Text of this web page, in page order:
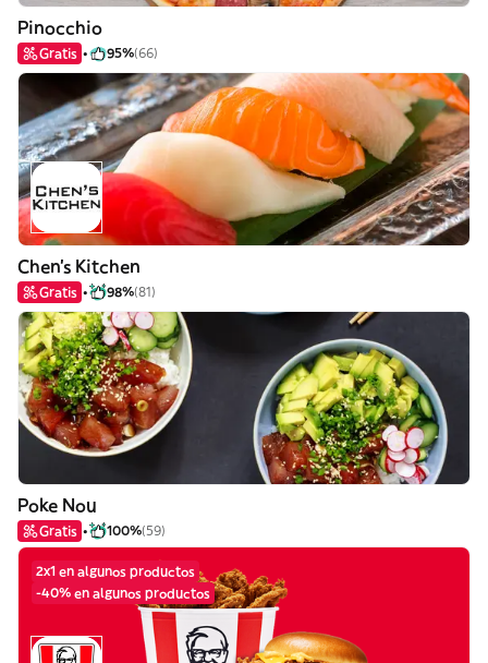
Pinocchio
Gratis 95%(66)
Chen's Kitchen
Gratis 98%(81)
Poke Nou
Gratis 100%(59)
2x1 en algunos productos
-40% en algunos productos